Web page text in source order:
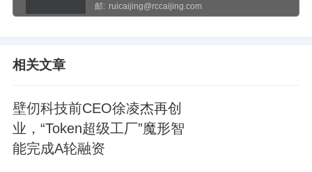
邮: ruicaijing@rccaijing.com
相关文章
壁仞科技前CEO徐凌杰再创
业，“Token超级工厂”魔形智
能完成A轮融资